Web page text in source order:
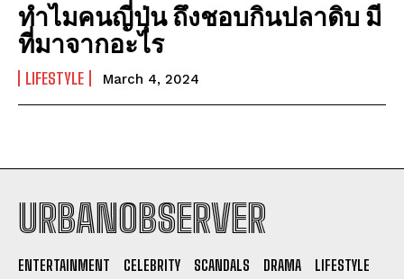
ทำไมคนญี่ปุ่น ถึงชอบกินปลาดิบ มี
ที่มาจากอะไร
LIFESTYLE March 4, 2024
URBANOBSERVER
ENTERTAINMENT CELEBRITY SCANDALS DRAMA
LIFESTYLE